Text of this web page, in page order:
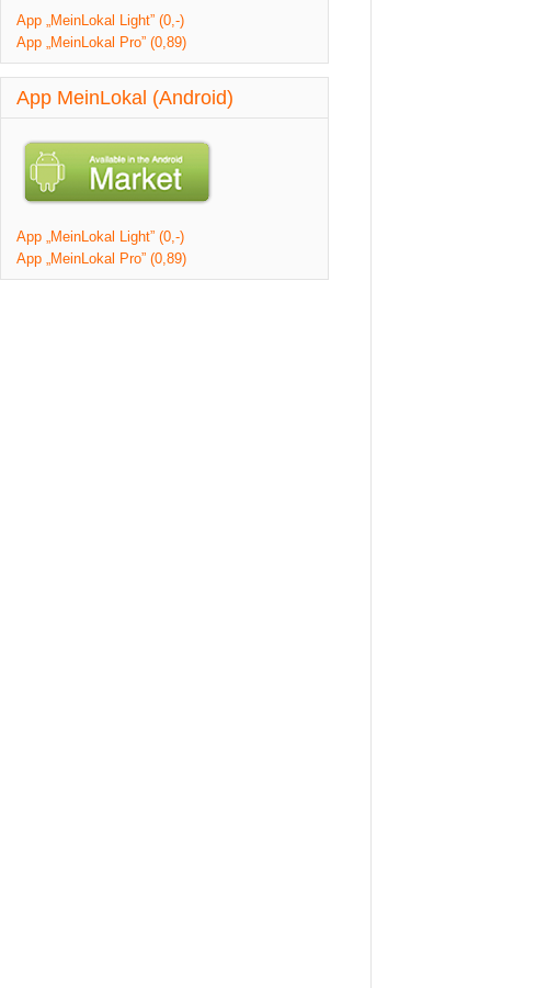
App „MeinLokal Light” (0,-)
App „MeinLokal Pro” (0,89)
App MeinLokal (Android)
App „MeinLokal Light” (0,-)
App „MeinLokal Pro” (0,89)